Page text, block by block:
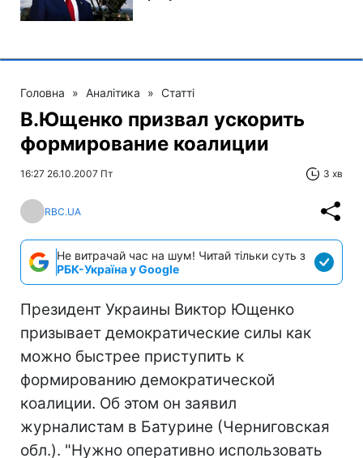
Головна » Аналітика » Статті
В.Ющенко призвал ускорить
формирование коалиции
16:27 26.10.2007 Пт 3 хв
RBC.UA
Не витрачай час на шум! Читай тільки суть з
РБК-Україна у Google
Президент Украины Виктор Ющенко
призывает демократические силы как
можно быстрее приступить к
формированию демократической
коалиции. Об этом он заявил
журналистам в Батурине (Черниговская
обл.). "Нужно оперативно использовать